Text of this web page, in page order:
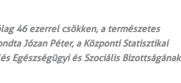
46 ezerrel csökken, a természetes
Józan Péter, a Központi Statisztikai
Egészségügyi és Szociális Bizottságának